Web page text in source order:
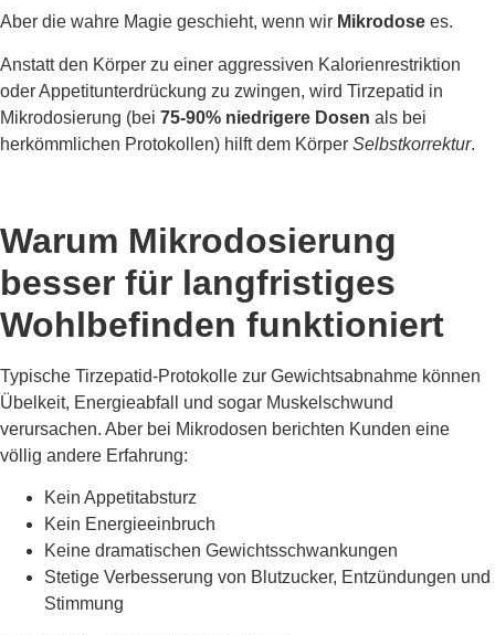
Aber die wahre Magie geschieht, wenn wir Mikrodose es.
Anstatt den Körper zu einer aggressiven Kalorienrestriktion
oder Appetitunterdrückung zu zwingen, wird Tirzepatid in
Mikrodosierung (bei 75-90% niedrigere Dosen als bei
herkömmlichen Protokollen) hilft dem Körper Selbstkorrektur.
Warum Mikrodosierung
besser für langfristiges
Wohlbefinden funktioniert
Typische Tirzepatid-Protokolle zur Gewichtsabnahme können
Übelkeit, Energieabfall und sogar Muskelschwund
verursachen. Aber bei Mikrodosen berichten Kunden eine
völlig andere Erfahrung:
Kein Appetitabsturz
Kein Energieeinbruch
Keine dramatischen Gewichtsschwankungen
Stetige Verbesserung von Blutzucker, Entzündungen und
Stimmung